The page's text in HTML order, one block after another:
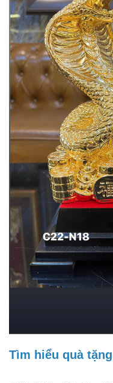
Tìm hiểu quà